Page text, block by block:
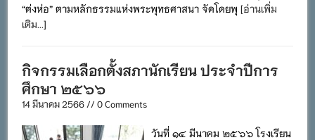
“ต่งห่อ” ตามหลักธรรมแห่งพระพุทธศาสนา จัดโดยพุ[อ่านเพิ่ม
เติม...]
กิจกรรมเลือกตั้งสภานักเรียน ประจำปีการ
ศึกษา ๒๕๖๖
14 มีนาคม 2566 // 0 Comments
วันที่ ๑๔ มีนาคม ๒๕๖๖ โรงเรียน